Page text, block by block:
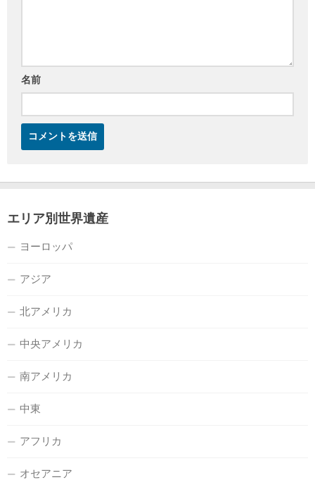
名前
エリア別世界遺産
ヨーロッパ
アジア
北アメリカ
中央アメリカ
南アメリカ
中東
アフリカ
オセアニア